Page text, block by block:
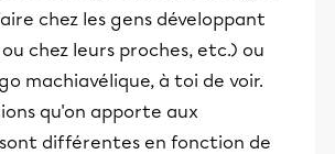
chez les gens développant
chez leurs proches, etc.) ou
machiavélique, à toi de voir.
qu'on apporte aux
différentes en fonction de